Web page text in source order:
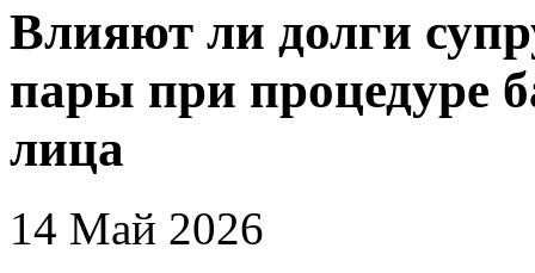
Влияют ли долги
пары при процедуре
лица
14 Май 2026